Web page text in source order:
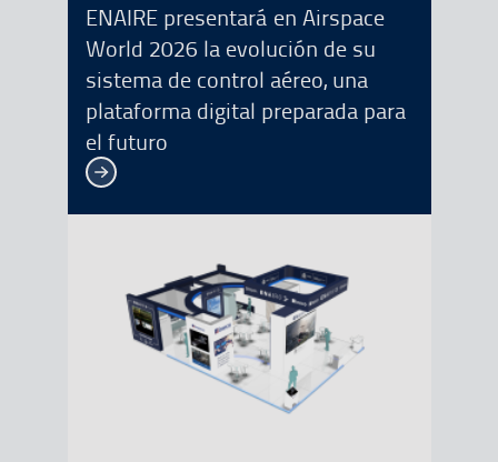
ENAIRE presentará en Airspace
World 2026 la evolución de su
sistema de control aéreo, una
plataforma digital preparada para
el futuro
Ver más